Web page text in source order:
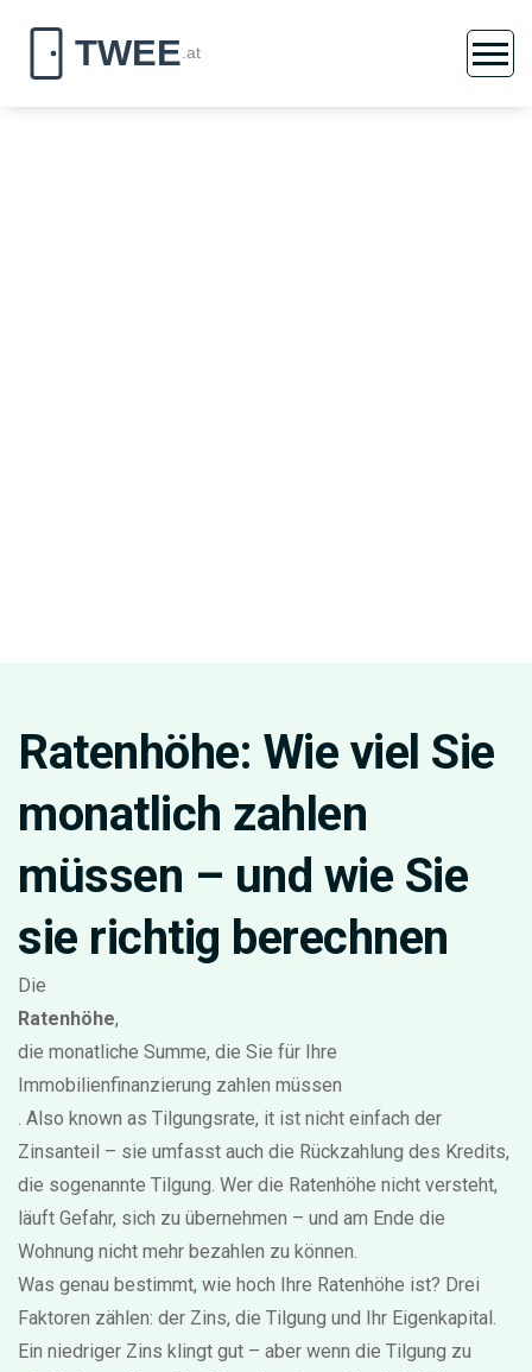
Ratenhöhe: Wie viel Sie
monatlich zahlen
müssen – und wie Sie
sie richtig berechnen
Die
Ratenhöhe,
die monatliche Summe, die Sie für Ihre
Immobilienfinanzierung zahlen müssen
. Also known as Tilgungsrate, it ist nicht einfach der
Zinsanteil – sie umfasst auch die Rückzahlung des Kredits,
die sogenannte Tilgung. Wer die Ratenhöhe nicht versteht,
läuft Gefahr, sich zu übernehmen – und am Ende die
Wohnung nicht mehr bezahlen zu können.
Was genau bestimmt, wie hoch Ihre Ratenhöhe ist? Drei
Faktoren zählen: der Zins, die Tilgung und Ihr Eigenkapital.
Ein niedriger Zins klingt gut – aber wenn die Tilgung zu